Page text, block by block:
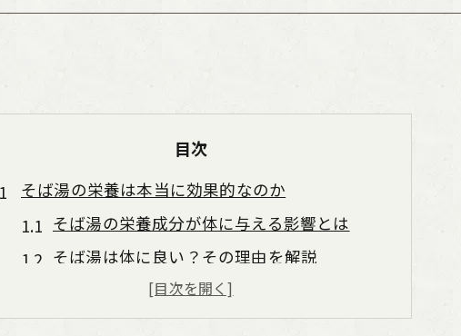
目次
そば湯の栄養は本当に効果的なのか
そば湯の栄養成分が体に与える影響とは
そば湯は体に良い？その理由を解説
そば湯のヘルシーさと健康効果の根拠
そば湯に栄養がないといわれる理由を検証